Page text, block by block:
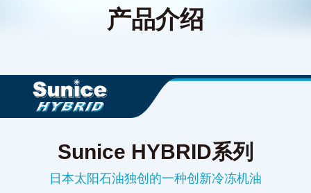
产品介绍
Sunice HYBRID系列
日本太阳石油独创的一种创新冷冻机油